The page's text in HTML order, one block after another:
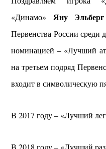
«Динамо» Яну Эльберг
Первенства России среди
номинацией – «Лучший
на третьем подряд
входит в символическую
В 2017 году – «Лучший
В 2018 году – «Лучший